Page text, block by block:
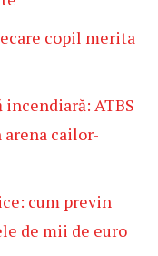
copil merita
ATBS
arena cailor-
cum previn
de mii de euro